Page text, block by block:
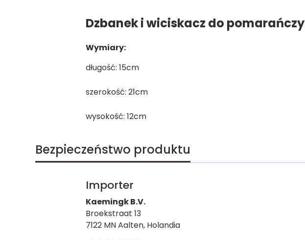
Dzbanek i wiciskacz do pomarańczy
Wymiary:
długość: 15cm
szerokość: 21cm
wysokość: 12cm
Bezpieczeństwo produktu
Importer
Kaemingk B.V.
Broekstraat 13
7122 MN Aalten, Holandia